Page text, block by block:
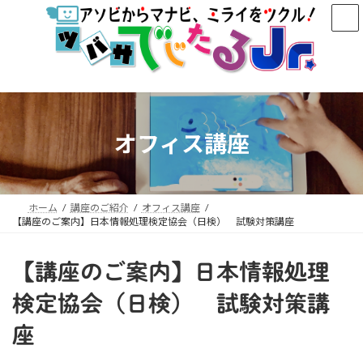
ス
キ
プ
ン
に
動
オフィス講座
ホーム 講座のご紹介
オフィス講座
【講座のご案内】日本情報処理検定協会（日検） 試験対策講座
【講座のご案内】日本情報処理
検定協会（日検） 試験対策講
座